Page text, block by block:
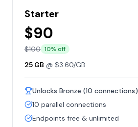
Starter
$90
$100 10% off
25 GB @ $3.60/GB
Unlocks Bronze (10 connections)
10 parallel connections
Endpoints free & unlimited